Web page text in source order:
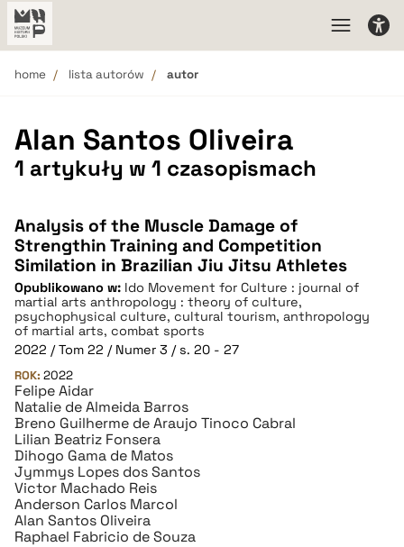
home lista autorów autor
Alan Santos Oliveira
1 artykuły w 1 czasopismach
Analysis of the Muscle Damage of
Strengthin Training and Competition
Similation in Brazilian Jiu Jitsu Athletes
Opublikowano w: Ido Movement for Culture : journal of
martial arts anthropology : theory of culture,
psychophysical culture, cultural tourism, anthropology
of martial arts, combat sports
2022 / Tom 22 / Numer 3 / s. 20 - 27
ROK: 2022
Felipe Aidar
Natalie de Almeida Barros
Breno Guilherme de Araujo Tinoco Cabral
Lilian Beatriz Fonsera
Dihogo Gama de Matos
Jymmys Lopes dos Santos
Victor Machado Reis
Anderson Carlos Marcol
Alan Santos Oliveira
Raphael Fabricio de Souza